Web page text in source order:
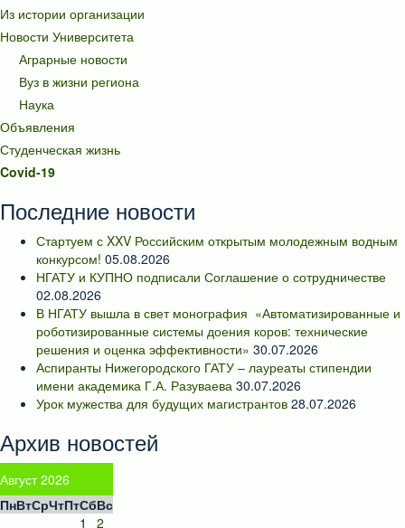
Из истории организации
Новости Университета
Аграрные новости
Вуз в жизни региона
Наука
Объявления
Студенческая жизнь
Covid-19
Последние новости
Стартуем с XXV Российским открытым молодежным водным
конкурсом! 05.08.2026
НГАТУ и КУПНО подписали Соглашение о сотрудничестве
02.08.2026
В НГАТУ вышла в свет монография «Автоматизированные и
роботизированные системы доения коров: технические
решения и оценка эффективности» 30.07.2026
Аспиранты Нижегородского ГАТУ – лауреаты стипендии
имени академика Г.А. Разуваева 30.07.2026
Урок мужества для будущих магистрантов 28.07.2026
Архив новостей
Август 2026
ПнВтСрЧтПтСбВс
1
2